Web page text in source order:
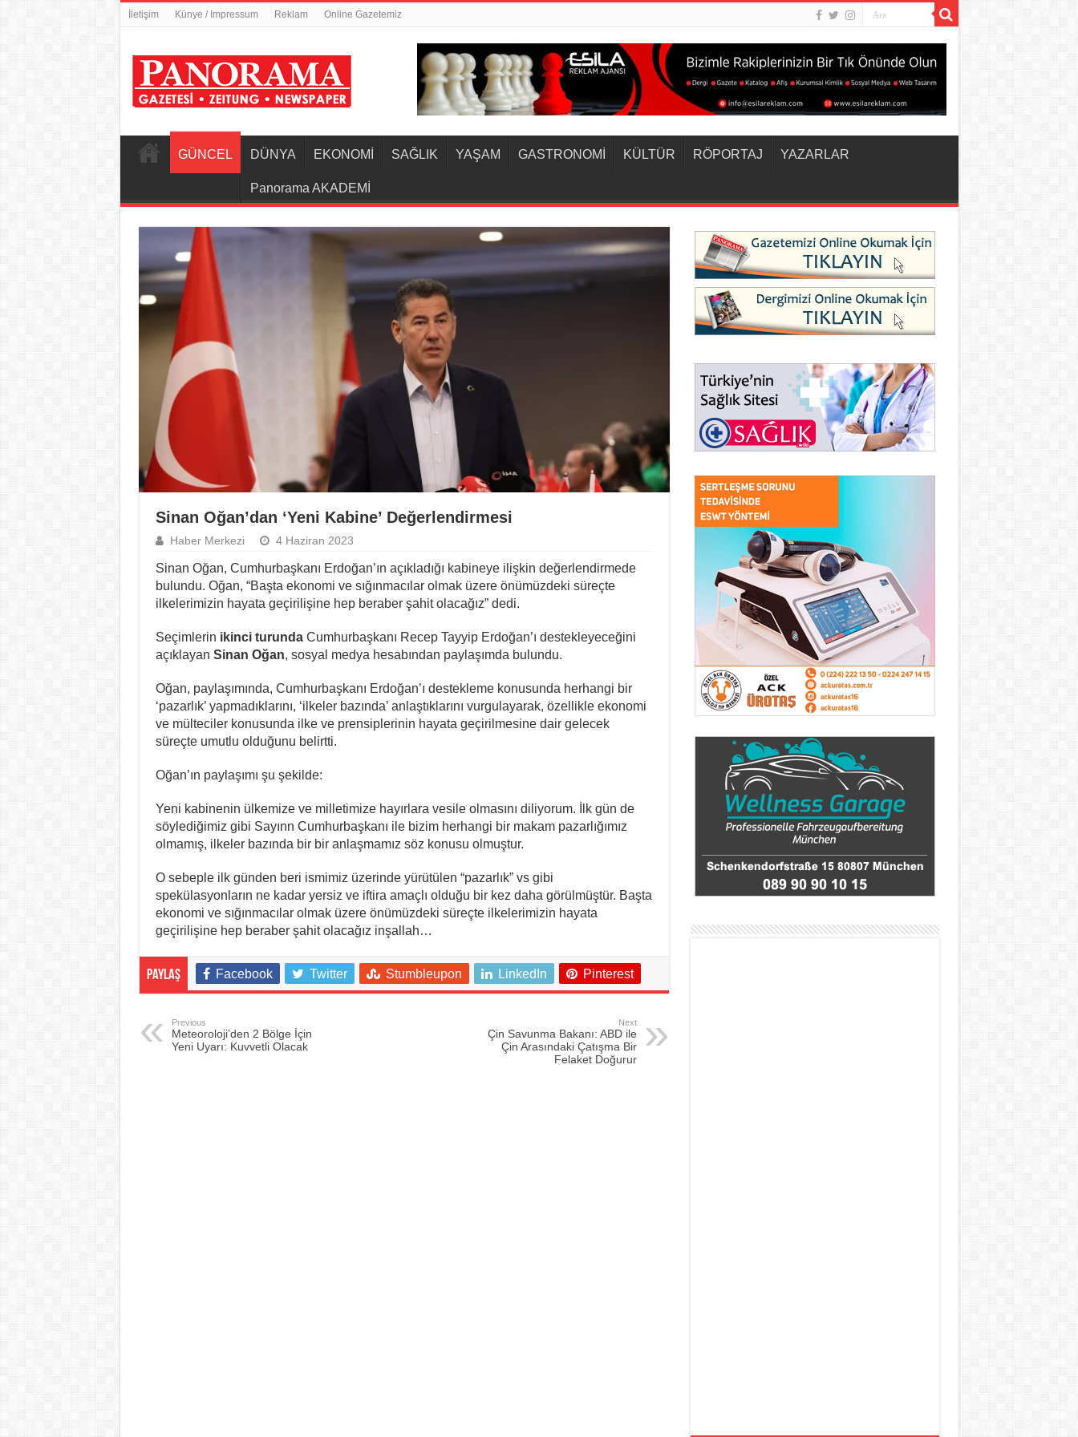
İletişim Künye / Impressum Reklam Online Gazetemiz
GÜNCEL DÜNYA EKONOMİ SAĞLIK YAŞAM GASTRONOMİ KÜLTÜR RÖPORTAJ YAZARLAR
Panorama AKADEMİ
Sinan Oğan’dan ‘Yeni Kabine’ Değerlendirmesi
Haber Merkezi 4 Haziran 2023
Sinan Oğan, Cumhurbaşkanı Erdoğan’ın açıkladığı kabineye ilişkin değerlendirmede
bulundu. Oğan, “Başta ekonomi ve sığınmacılar olmak üzere önümüzdeki süreçte
ilkelerimizin hayata geçirilişine hep beraber şahit olacağız” dedi.
Seçimlerin ikinci turundaCumhurbaşkanı Recep Tayyip Erdoğan’ı destekleyeceğini
açıklayan Sinan Oğan, sosyal medya hesabından paylaşımda bulundu.
Oğan, paylaşımında, Cumhurbaşkanı Erdoğan’ı destekleme konusunda herhangi bir
‘pazarlık’ yapmadıklarını, ‘ilkeler bazında’ anlaştıklarını vurgulayarak, özellikle ekonomi
ve mülteciler konusunda ilke ve prensiplerinin hayata geçirilmesine dair gelecek
süreçte umutlu olduğunu belirtti.
Oğan’ın paylaşımı şu şekilde:
Yeni kabinenin ülkemize ve milletimize hayırlara vesile olmasını diliyorum. İlk gün de
söylediğimiz gibi Sayınn Cumhurbaşkanı ile bizim herhangi bir makam pazarlığımız
olmamış, ilkeler bazında bir bir anlaşmamız söz konusu olmuştur.
O sebeple ilk günden beri ismimiz üzerinde yürütülen “pazarlık” vs gibi
spekülasyonların ne kadar yersiz ve iftira amaçlı olduğu bir kez daha görülmüştür. Başta
ekonomi ve sığınmacılar olmak üzere önümüzdeki süreçte ilkelerimizin hayata
geçirilişine hep beraber şahit olacağız inşallah…
Paylaş Facebook Twitter Stumbleupon LinkedIn Pinterest
Previous
Meteoroloji’den 2 Bölge İçin
Yeni Uyarı: Kuvvetli Olacak
Next
Çin Savunma Bakanı: ABD ile
Çin Arasındaki Çatışma Bir
Felaket Doğurur